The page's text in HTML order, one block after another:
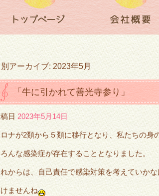
別アーカイブ:2023年5月
「牛に引かれて善光寺参り」
日 2023年5月14日
ロナが2類から５類に移行となり、私たちの身
んな感染症が存在することとなりました。
れからは、自己責任で感染対策を考えていか
ませんね